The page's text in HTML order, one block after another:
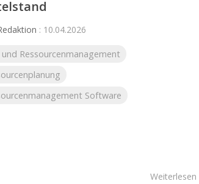
: 10.04.2026
und Ressourcenmanagement
Software
Weiterlesen